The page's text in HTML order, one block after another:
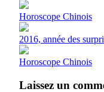
Horoscope Chinois
2016, année des
Horoscope Chinois
Laissez un